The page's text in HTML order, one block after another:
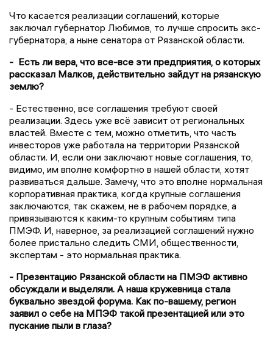
Что касается реализации соглашений, которые
заключал губернатор Любимов, то лучше спросить экс-
губернатора, а ныне сенатора от Рязанской области.
- Есть ли вера, что все-все эти предприятия, о которых
рассказал Малков, действительно зайдут на рязанскую
землю?
- Естественно, все соглашения требуют своей
реализации. Здесь уже всё зависит от региональных
властей. Вместе с тем, можно отметить, что часть
инвесторов уже работала на территории Рязанской
области. И, если они заключают новые соглашения, то,
видимо, им вполне комфортно в нашей области, хотят
развиваться дальше. Замечу, что это вполне нормальная
корпоративная практика, когда крупные соглашения
заключаются, так скажем, не в рабочем порядке, а
привязываются к каким-то крупным событиям типа
ПМЭФ. И, наверное, за реализацией соглашений нужно
более пристально следить СМИ, общественности,
экспертам - это нормальная практика.
- Презентацию Рязанской области на ПМЭФ активно
обсуждали и выделяли. А наша кружевница стала
буквально звездой форума. Как по-вашему, регион
заявил о себе на МПЭФ такой презентацией или это
пускание пыли в глаза?